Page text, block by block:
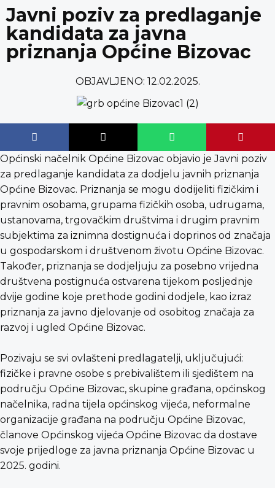
content
Javni poziv za predlaganje
kandidata za javna
priznanja Općine Bizovac
OBJAVLJENO: 12.02.2025.
Općinski načelnik Općine Bizovac objavio je Javni poziv
za predlaganje kandidata za dodjelu javnih priznanja
Općine Bizovac. Priznanja se mogu dodijeliti fizičkim i
pravnim osobama, grupama fizičkih osoba, udrugama,
ustanovama, trgovačkim društvima i drugim pravnim
subjektima za iznimna dostignuća i doprinos od značaja
u gospodarskom i društvenom životu Općine Bizovac.
Također, priznanja se dodjeljuju za posebno vrijedna
društvena postignuća ostvarena tijekom posljednje
dvije godine koje prethode godini dodjele, kao izraz
priznanja za javno djelovanje od osobitog značaja za
razvoj i ugled Općine Bizovac.
Pozivaju se svi ovlašteni predlagatelji, uključujući:
fizičke i pravne osobe s prebivalištem ili sjedištem na
području Općine Bizovac, skupine građana, općinskog
načelnika, radna tijela općinskog vijeća, neformalne
organizacije građana na području Općine Bizovac,
članove Općinskog vijeća Općine Bizovac da dostave
svoje prijedloge za javna priznanja Općine Bizovac u
2025. godini.